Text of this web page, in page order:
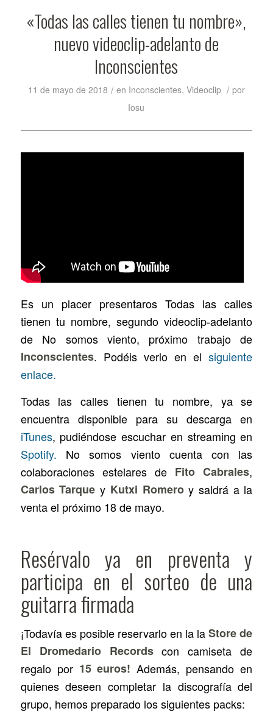
«Todas las calles tienen tu nombre»,
nuevo videoclip-adelanto de
Inconscientes
11 de mayo de 2018 / en Inconscientes, Videoclip / por
Iosu
Es un placer presentarosTodas las calles
tienen tu nombre, segundo videoclip-adelanto
de No somos viento, próximo trabajo de
Inconscientes. Podéis verlo en elsiguiente
enlace.
Todas las calles tienen tu nombre, ya se
encuentra disponible para su descarga en
iTunes, pudiéndose escuchar en streaming en
Spotify.
No somos vientocuenta con las
colaboraciones estelares de Fito Cabrales,
Carlos Tarque y Kutxi Romeroy saldrá a la
venta el próximo 18 de mayo.
Resérvalo ya en preventa y
participa en el sorteo de una
guitarra firmada
¡Todavía es posible reservarlo en la laStore de
El Dromedario Recordscon camiseta de
regalo por 15 euros! Además, pensando en
quienes deseen completar la discografía del
grupo, hemos preparado los siguientes packs: